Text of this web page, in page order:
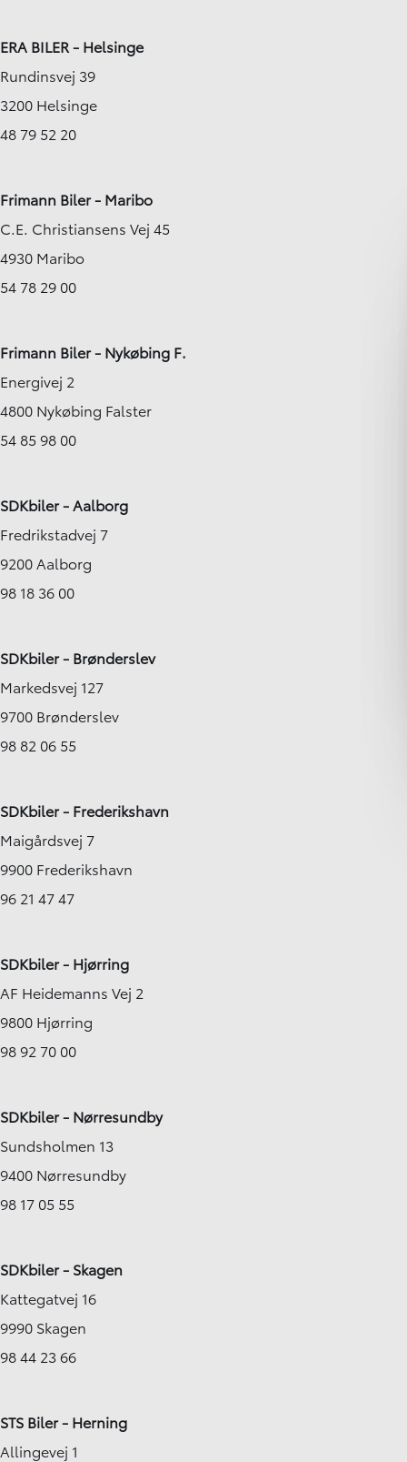
ERA BILER - Helsinge
Rundinsvej 39
3200 Helsinge
48 79 52 20
Frimann Biler - Maribo
C.E. Christiansens Vej 45
4930 Maribo
54 78 29 00
Frimann Biler - Nykøbing F.
Energivej 2
4800 Nykøbing Falster
54 85 98 00
SDKbiler - Aalborg
Fredrikstadvej 7
9200 Aalborg
98 18 36 00
SDKbiler - Brønderslev
Markedsvej 127
9700 Brønderslev
98 82 06 55
SDKbiler - Frederikshavn
Maigårdsvej 7
9900 Frederikshavn
96 21 47 47
SDKbiler - Hjørring
AF Heidemanns Vej 2
9800 Hjørring
98 92 70 00
SDKbiler - Nørresundby
Sundsholmen 13
9400 Nørresundby
98 17 05 55
SDKbiler - Skagen
Kattegatvej 16
9990 Skagen
98 44 23 66
STS Biler - Herning
Allingevej 1